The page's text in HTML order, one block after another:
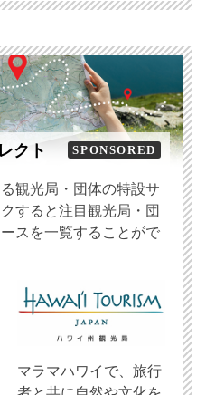
クト SPONSORED
観光局・団体の特設サ
すると注目観光局・団
スを一覧することがで
マラマハワイで、旅行